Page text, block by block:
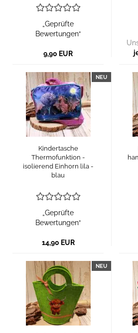
„Geprüfte
Bewertungen“
9,90 EUR
NEU
Kindertasche
Thermofunktion -
isolierend Einhorn lila -
blau
„Geprüfte
Bewertungen“
14,90 EUR
NEU